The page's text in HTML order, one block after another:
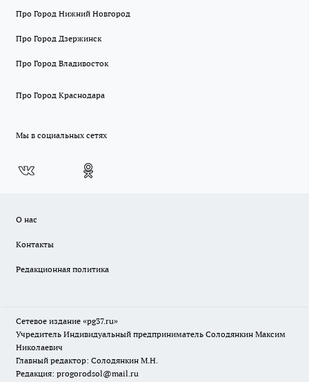
Про Город Нижний Новгород
Про Город Дзержинск
Про Город Владивосток
Про Город Краснодара
Мы в социальных сетях
О нас
Контакты
Редакционная политика
Сетевое издание «pg37.ru»
Учредитель Индивидуальный предприниматель Солодянкин Максим
Николаевич
Главный редактор: Солодянкин М.Н.
Редакция: progorodsol@mail.ru